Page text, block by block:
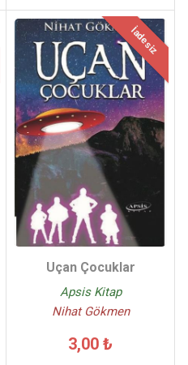
İadesiz
Uçan Çocuklar
Apsis Kitap
Nihat Gökmen
3,00 ₺